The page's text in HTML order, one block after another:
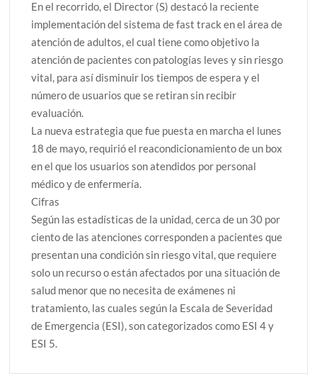
En el recorrido, el Director (S) destacó la reciente
implementación del sistema de fast track en el área de
atención de adultos, el cual tiene como objetivo la
atención de pacientes con patologías leves y sin riesgo
vital, para así disminuir los tiempos de espera y el
número de usuarios que se retiran sin recibir
evaluación.
La nueva estrategia que fue puesta en marcha el lunes
18 de mayo, requirió el reacondicionamiento de un box
en el que los usuarios son atendidos por personal
médico y de enfermería.
Cifras
Según las estadísticas de la unidad, cerca de un 30 por
ciento de las atenciones corresponden a pacientes que
presentan una condición sin riesgo vital, que requiere
solo un recurso o están afectados por una situación de
salud menor que no necesita de exámenes ni
tratamiento, las cuales según la Escala de Severidad
de Emergencia (ESI), son categorizados como ESI 4 y
ESI 5.